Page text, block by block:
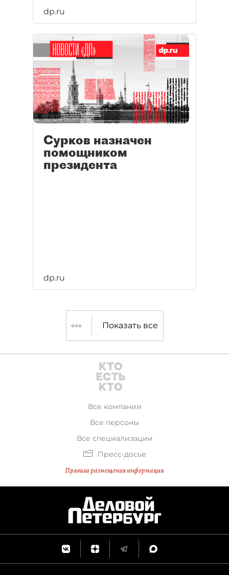
dp.ru
Сурков назначен
помощником
президента
dp.ru
Показать все
Все компании
Все персоны
Все специализации
Пресс-досье
Правила размещения информации